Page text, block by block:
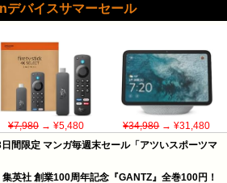
デバイスサマーセール
¥7,980→ ¥5,480 ¥34,980→ ¥31,480
間限定 マンガ毎週末セール「アツいスポーツマ
集英社 創業100周年記念『GANTZ』全巻100円！